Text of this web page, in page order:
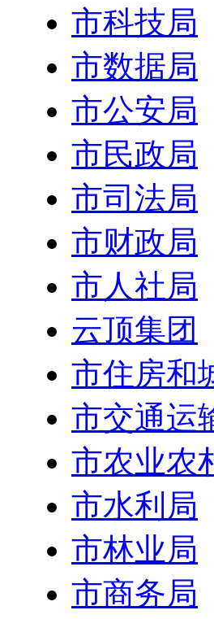
市科技局
市数据局
市公安局
市民政局
市司法局
市财政局
市人社局
云顶集团
市住房和
市交通运
市农业农
市水利局
市林业局
市商务局